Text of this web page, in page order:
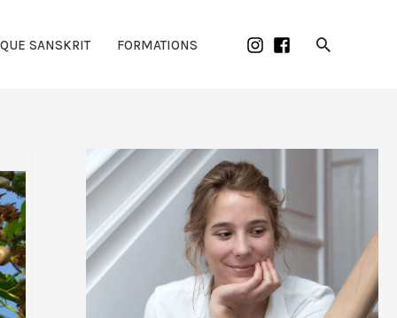
SANSKRIT FORMATIONS